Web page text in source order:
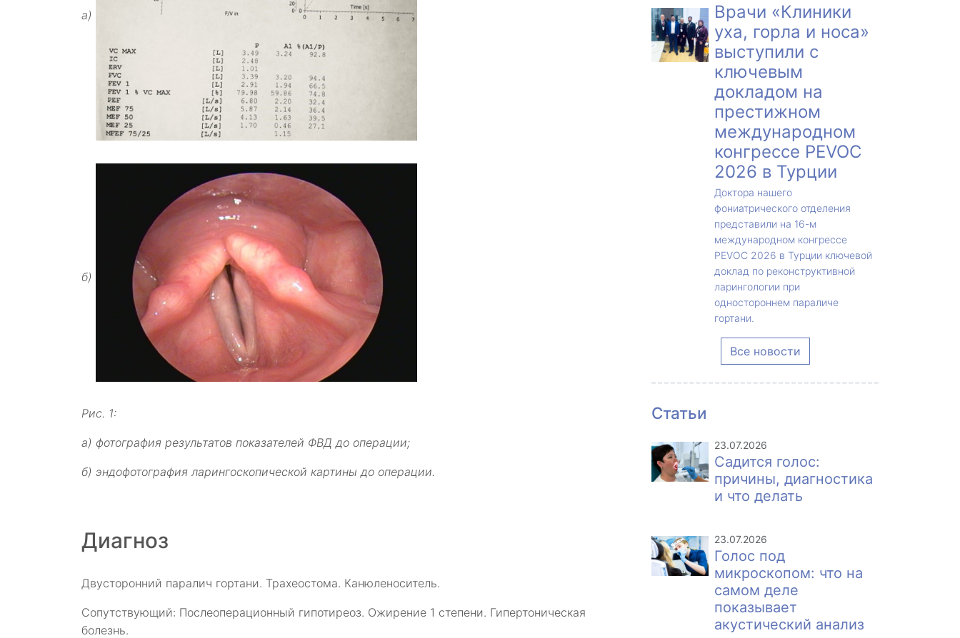
а)
б)
Рис. 1:
а) фотография результатов показателей ФВД до операции;
б) эндофотография ларингоскопической картины до операции.
Диагноз
Двусторонний паралич гортани. Трахеостома. Канюленоситель.
Сопутствующий: Послеоперационный гипотиреоз. Ожирение 1 степени. Гипертоническая
болезнь.
Врачи «Клиники
уха, горла и носа»
выступили с
ключевым
докладом на
престижном
международном
конгрессе PEVOC
2026 в Турции
Доктора нашего
фониатрического отделения
представили на 16-м
международном конгрессе
PEVOC 2026 в Турции ключевой
доклад по реконструктивной
ларингологии при
одностороннем параличе
гортани.
Все новости
Статьи
23.07.2026
Садится голос:
причины, диагностика
и что делать
23.07.2026
Голос под
микроскопом: что на
самом деле
показывает
акустический анализ